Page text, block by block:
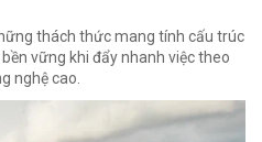
thách thức mang tính cấu trúc
vững khi đẩy nhanh việc theo
nghệ cao.